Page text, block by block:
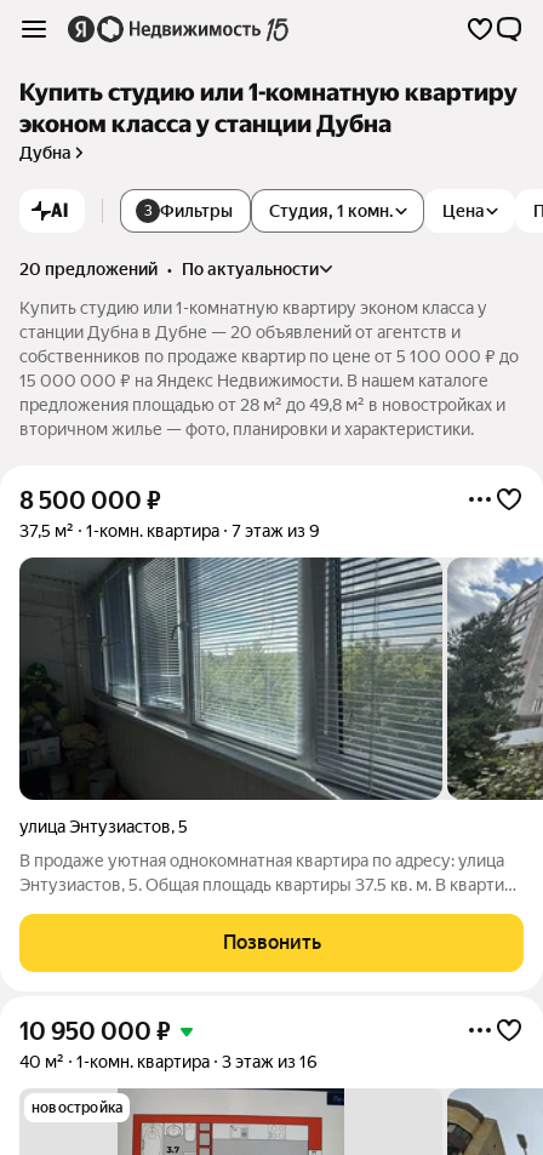
Купить студию или 1-комнатную квартиру
эконом класса у станции Дубна
Дубна
AI 3 Фильтры Студия, 1 комн. Цена
20 предложений •
по актуальности
Купить студию или 1-комнатную квартиру эконом класса у
станции Дубна в Дубне — 20 объявлений от агентств и
собственников по продаже квартир по цене от 5 100 000 ₽ до
15 000 000 ₽ на Яндекс Недвижимости. В нашем каталоге
предложения площадью от 28 м² до 49,8 м² в новостройках и
вторичном жилье — фото, планировки и характеристики.
8 500 000 ₽
37,5 м² 1-комн. квартира 7 этаж из 9
улица Энтузиастов,5
В продаже уютная однокомнатная квартира по адресу: улица
Энтузиастов, 5. Общая площадь квартиры 37.5 кв. м. В квартире
заехать и жить. Комната светлая, с выходом на просторную
утепленную лоджию. Есть
Позвонить
10 950 000 ₽
40 м² 1-комн. квартира 3 этаж из 16
новостройка